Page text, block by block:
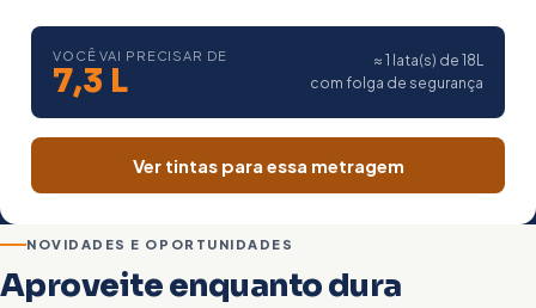
VOCÊ VAI PRECISAR DE
7,3 L
≈ 1 lata(s) de 18L
com folga de segurança
Ver tintas para essa metragem
NOVIDADES E OPORTUNIDADES
Aproveite enquanto dura